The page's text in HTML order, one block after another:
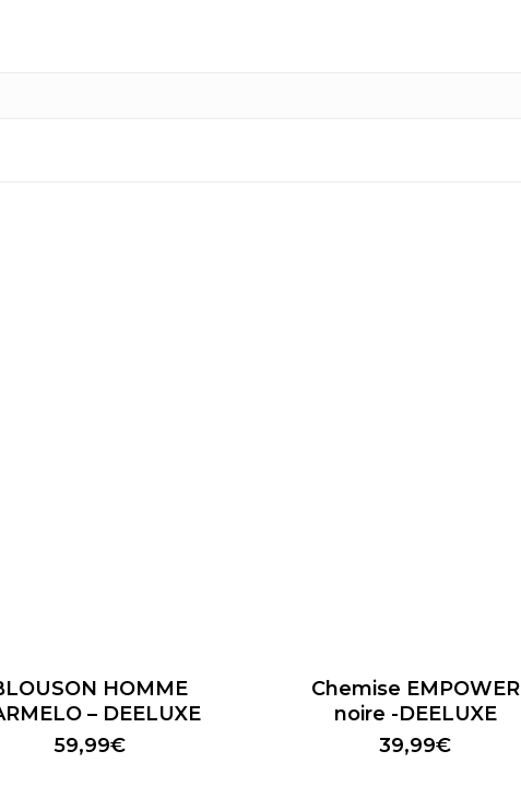
HOMME
– DEELUXE
59,99€
plusieurs
variations.
Chemise EMPOWER
noire -DEELUXE
39,99€